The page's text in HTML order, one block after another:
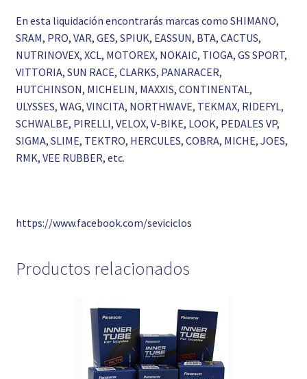
En esta liquidación encontrarás marcas como SHIMANO,
SRAM, PRO, VAR, GES, SPIUK, EASSUN, BTA, CACTUS,
NUTRINOVEX, XCL, MOTOREX, NOKAIC, TIOGA, GS SPORT,
VITTORIA, SUN RACE, CLARKS, PANARACER,
HUTCHINSON, MICHELIN, MAXXIS, CONTINENTAL,
ULYSSES, WAG, VINCITA, NORTHWAVE, TEKMAX, RIDEFYL,
SCHWALBE, PIRELLI, VELOX, V-BIKE, LOOK, PEDALES VP,
SIGMA, SLIME, TEKTRO, HERCULES, COBRA, MICHE, JOES,
RMK, VEE RUBBER, etc.
https://www.facebook.com/seviciclos
Productos relacionados